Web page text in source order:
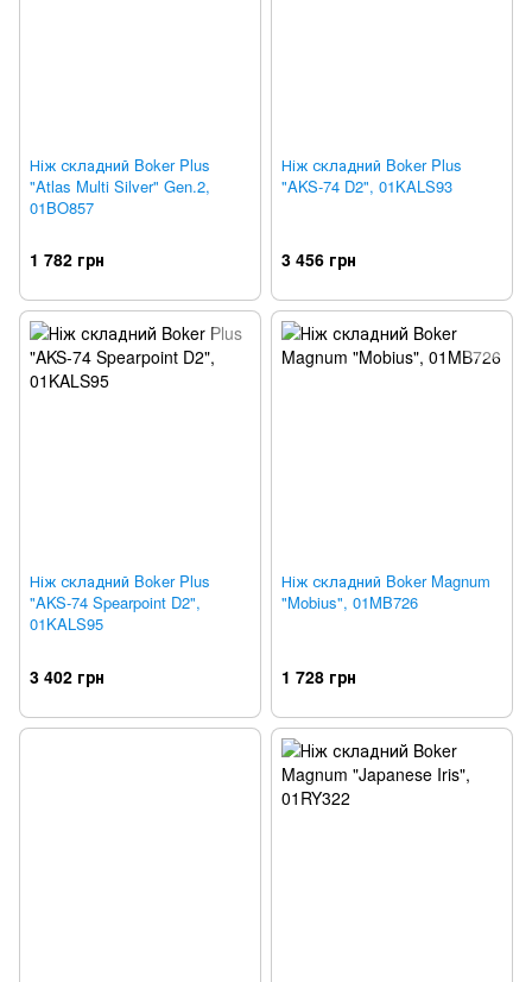
Ніж складний Boker Plus
"Atlas Multi Silver" Gen.2,
01BO857
1 782 грн
Ніж складний Boker Plus
"AKS-74 D2", 01KALS93
3 456 грн
Ніж складний Boker Plus
"AKS-74 Spearpoint D2",
01KALS95
3 402 грн
Ніж складний Boker Magnum
"Mobius", 01MB726
1 728 грн